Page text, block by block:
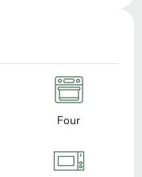
Four